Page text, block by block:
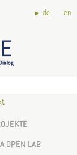
de en
OPEN LAB